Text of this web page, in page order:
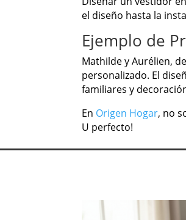
el diseño hasta la
Ejemplo de
Mathilde y Aurélien,
personalizado. El
familiares y
En Origen Hogar, no
U perfecto!